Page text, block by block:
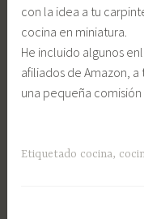
con la idea a tu
cocina en miniatura.
He incluido algunos
afiliados de Amazon,
una pequeña
Etiquetado cocina,